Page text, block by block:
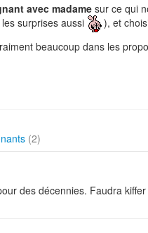
avec madame sur ce qui
surprises aussi
), et
beaucoup dans les
(2)
des décennies. Faudra kiffer